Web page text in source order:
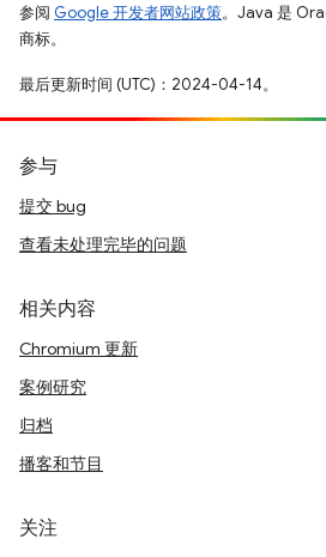
参阅 Google 开发者网站政策。Java 是
商标。
最后更新时间 (UTC)：2024-04-14。
参与
提交 bug
查看未处理完毕的问题
相关内容
Chromium 更新
案例研究
归档
播客和节目
关注